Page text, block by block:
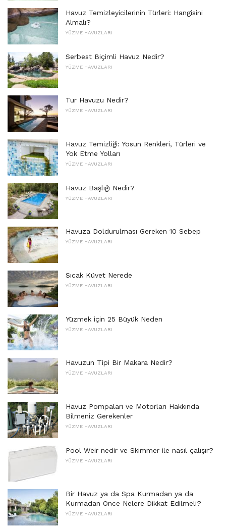
Havuz Temizleyicilerinin Türleri: Hangisini
Almalı?
YÜZME HAVUZLARI
Serbest Biçimli Havuz Nedir?
YÜZME HAVUZLARI
Tur Havuzu Nedir?
YÜZME HAVUZLARI
Havuz Temizliği: Yosun Renkleri, Türleri ve
Yok Etme Yolları
YÜZME HAVUZLARI
Havuz Başlığı Nedir?
YÜZME HAVUZLARI
Havuza Doldurulması Gereken 10 Sebep
YÜZME HAVUZLARI
Sıcak Küvet Nerede
YÜZME HAVUZLARI
Yüzmek için 25 Büyük Neden
YÜZME HAVUZLARI
Havuzun Tipi Bir Makara Nedir?
YÜZME HAVUZLARI
Havuz Pompaları ve Motorları Hakkında
Bilmeniz Gerekenler
YÜZME HAVUZLARI
Pool Weir nedir ve Skimmer ile nasıl çalışır?
YÜZME HAVUZLARI
Bir Havuz ya da Spa Kurmadan ya da
Kurmadan Önce Nelere Dikkat Edilmeli?
YÜZME HAVUZLARI